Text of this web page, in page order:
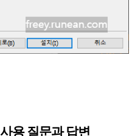
용 질문과 답변